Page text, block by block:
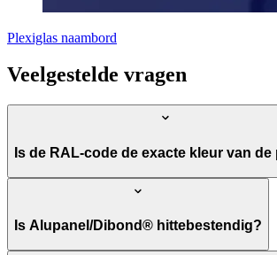
Plexiglas naambord
Veelgestelde vragen
Is de RAL-code de exacte kleur van de
Is Alupanel/Dibond® hittebestendig?